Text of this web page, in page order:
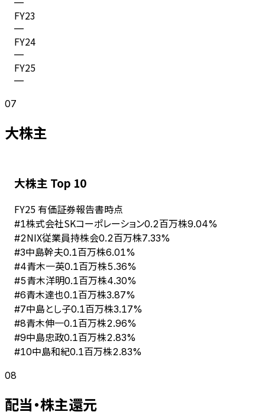
FY23
—
FY24
—
FY25
—
07
大株主
大株主 Top 10
FY25 有価証券報告書時点
#1株式会社SKコーポレーション0.2百万株9.04%
#2NIX従業員持株会0.2百万株7.33%
#3中島幹夫0.1百万株6.01%
#4青木一英0.1百万株5.36%
#5青木洋明0.1百万株4.30%
#6青木達也0.1百万株3.87%
#7中島とし子0.1百万株3.17%
#8青木伸一0.1百万株2.96%
#9中島忠政0.1百万株2.83%
#10中島和紀0.1百万株2.83%
08
配当・株主還元